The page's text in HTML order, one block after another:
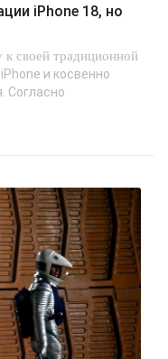
своей традиционной
и косвенно
Согласно